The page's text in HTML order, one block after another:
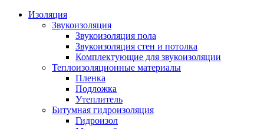
Изоляция
Звукоизоляция
Звукоизоляция пола
Звукоизоляция стен и потолка
Комплектующие для звукоизоляции
Теплоизоляционные материалы
Пленка
Подложка
Утеплитель
Битумная гидроизоляция
Гидроизол